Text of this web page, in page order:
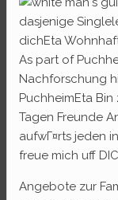
dasjenige
dichEta
As part of
Nachforschung
PuchheimEta
Tagen Freunde
aufwГ¤rts jeden
freue mich uff
Angebote zur